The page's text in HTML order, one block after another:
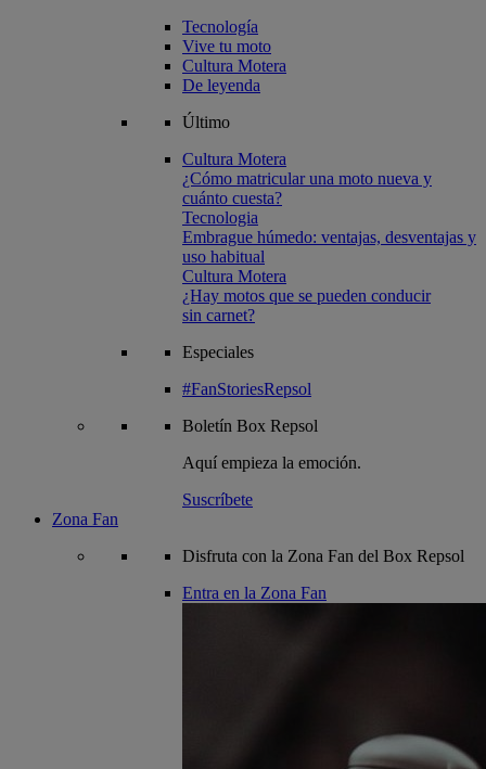
Tecnología
Vive tu moto
Cultura Motera
De leyenda
Último
Cultura Motera
¿Cómo matricular una moto nueva y
cuánto cuesta?
Tecnologia
Embrague húmedo: ventajas, desventajas y
uso habitual
Cultura Motera
¿Hay motos que se pueden conducir
sin carnet?
Especiales
#FanStoriesRepsol
Boletín Box Repsol
Aquí empieza la emoción.
Suscríbete
Zona Fan
Disfruta con la Zona Fan del Box Repsol
Entra en la Zona Fan